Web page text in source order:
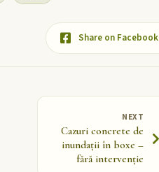
Share on Facebook
NEXT
Cazuri concrete de
inundații în boxe –
fără intervenție